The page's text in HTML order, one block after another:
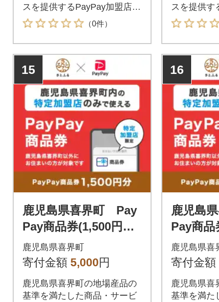
スを提供するPayPay加盟店で
のお支払いにご利用いただけ
ます。鹿児島県喜界町在住の
方はPayPay商品券を受け取れ
ませんのでご注意ください。
（0件）
スを提供す
のお支払い
ます。鹿児
方は
ませんので
15
鹿児島県喜界町 Pay
Pay商品券(1,500円分)
※地域内の一部の加盟
店のみで利用可
鹿児島県喜界町
寄付金額 5,000円
鹿児島県喜界町の地場産品の
基準を満たした商品・サービ
16
鹿児島
Pay商品
※地域
店のみ
鹿児島県喜
寄付金額
鹿児島県喜
基準を満た